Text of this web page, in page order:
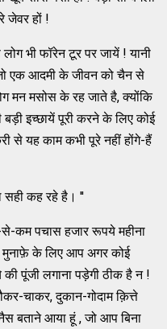
जेवर हों !
भी फॉरेन टूर पर जायें ! यानी
एक आदमी के जीवन को चैन से
मन मसोस के रह जाते है, क्योंकि
इच्छायें पूरी करने के लिए कोई
से यह काम कभी पूरे नहीं होंगे-हैं
सही कह रहे है। ''
कम पचास हजार रूपये महीना
के लिए आप अगर कोई
पूंजी लगाना पड़ेगी ठीक है न !
चाकर, दुकान-गोदाम क़ित्ते
बताने आया हूं , जो आप बिना